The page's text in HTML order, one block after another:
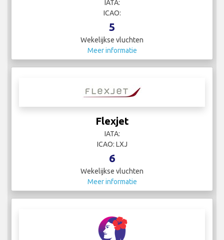
IATA:
ICAO:
5
Wekelijkse vluchten
Meer informatie
Flexjet
IATA:
ICAO: LXJ
6
Wekelijkse vluchten
Meer informatie